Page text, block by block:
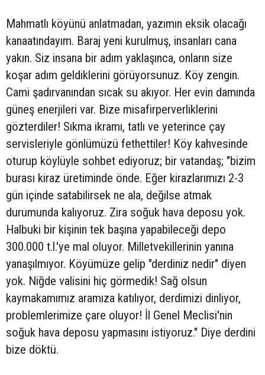
Mahmatlı köyünü anlatmadan, yazımın eksik olacağı
kanaatındayım. Baraj yeni kurulmuş, insanları cana
yakın. Siz insana bir adım yaklaşınca, onların size
koşar adım geldiklerini görüyorsunuz. Köy zengin.
Cami şadırvanından sıcak su akıyor. Her evin damında
güneş enerjileri var. Bize misafirperverliklerini
gözterdiler! Sıkma ikramı, tatlı ve yeterince çay
servisleriyle gönlümüzü fethettiler! Köy kahvesinde
oturup köylüyle sohbet ediyoruz; bir vatandaş; "bizim
burası kiraz üretiminde önde. Eğer kirazlarımızı 2-3
gün içinde satabilirsek ne ala, değilse atmak
durumunda kalıyoruz. Zira soğuk hava deposu yok.
Halbuki bir kişinin tek başına yapabileceği depo
300.000 t.l.'ye mal oluyor. Milletvekillerinin yanına
yanaşılmıyor. Köyümüze gelip "derdiniz nedir" diyen
yok. Niğde valisini hiç görmedik! Sağ olsun
kaymakamımız aramıza katılıyor, derdimizi dinliyor,
problemlerimize çare oluyor! İl Genel Meclisi'nin
soğuk hava deposu yapmasını istiyoruz." Diye derdini
bize döktü.